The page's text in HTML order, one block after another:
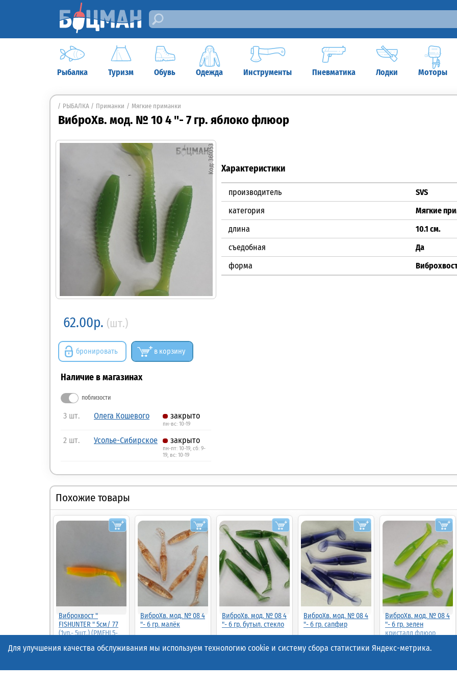
Рыбалка Туризм Обувь Одежда Инструменты Пневматика Лодки Моторы
РЫБАЛКА Приманки Мягкие приманки
ВиброХв. мод. № 10 4 "- 7 гр. яблоко флюор
361053
62.00р. (шт.)
бронировать в корзину
Наличие в магазинах
поблизости
3 шт. Олега Кошевого закрыто
пн-вс: 10-19
2 шт. Усолье-Сибирское закрыто
пн-пт: 10-19, сб: 9-
19, вс: 10-19
Характеристики
производитель
SVS
категория
Мягкие
длина
10.1 см.
съедобная
Да
форма
Похожие товары
Виброхвост "
FISHUNTER " 5см/ 77
(1уп.- 5шт.) (PMFHL5-
ВиброХв. мод. № 08 4
"- 6 гр. малёк
ВиброХв. мод. № 08 4
"- 6 гр. бутыл. стекло
ВиброХв. мод. № 08 4
"- 6 гр. сапфир
ВиброХв. мод. № 08 4
"- 6 гр. зелен
кристалл флюор
Для улучшения качества обслуживания мы используем технологию cookie и систему сбора статистики Яндекс-метрика.